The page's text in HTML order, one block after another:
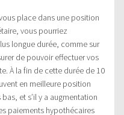
place dans une position
vous pourriez
longue durée, comme sur
de pouvoir effectuer vos
À la fin de cette durée de 10
en meilleure position
et s’il y a augmentation
paiements hypothécaires